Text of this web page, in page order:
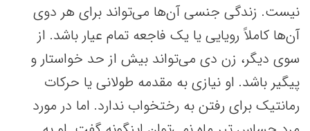
نیست. زندگی جنسی آن‌ها می‌تواند برای هر دوی
آن‌ها کاملاً رویایی یا یک فاجعه تمام عیار باشد. از
سوی دیگر، زن دی می‌تواند بیش از حد خواستار و
پیگیر باشد. او نیازی به مقدمه طولانی یا حرکات
رمانتیک برای رفتن به رختخواب ندارد. اما در مورد